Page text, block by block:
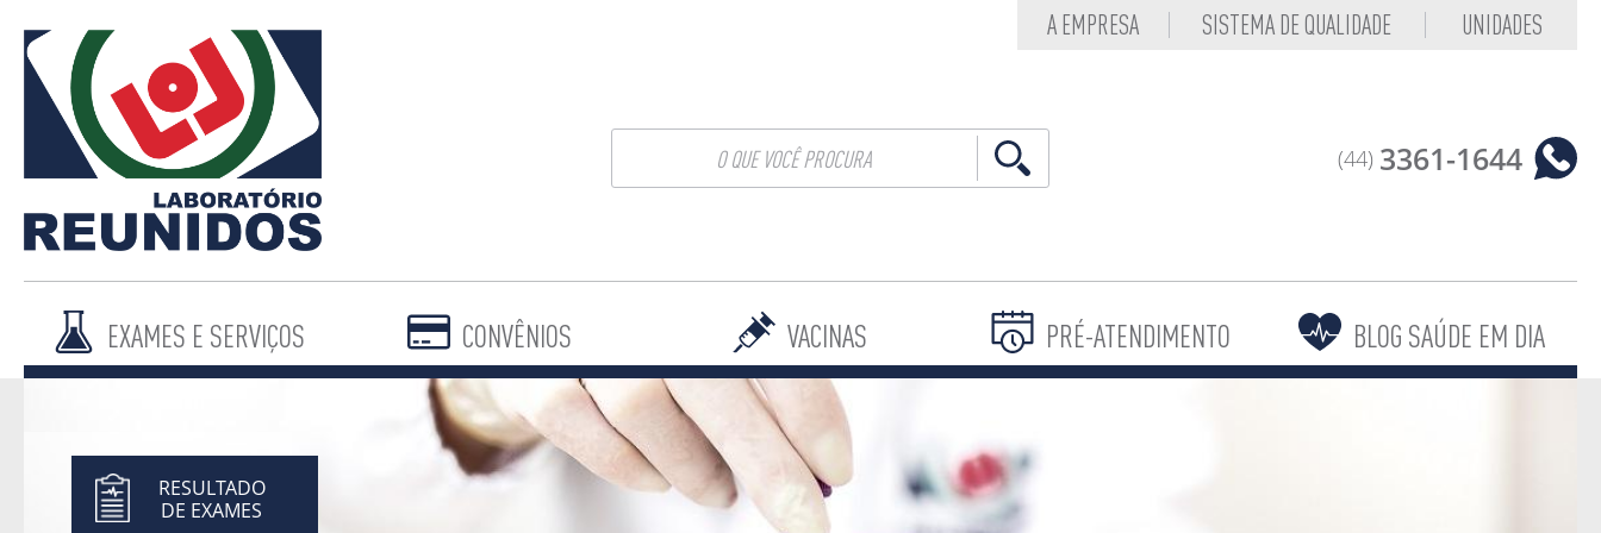
A EMPRESA SISTEMA DE QUALIDADE UNIDADES
(44) 3361-1644
EXAMES E SERVIÇOS CONVÊNIOS VACINAS PRÉ-ATENDIMENTO BLOG SAÚDE EM DIA
RESULTADO
DE EXAMES